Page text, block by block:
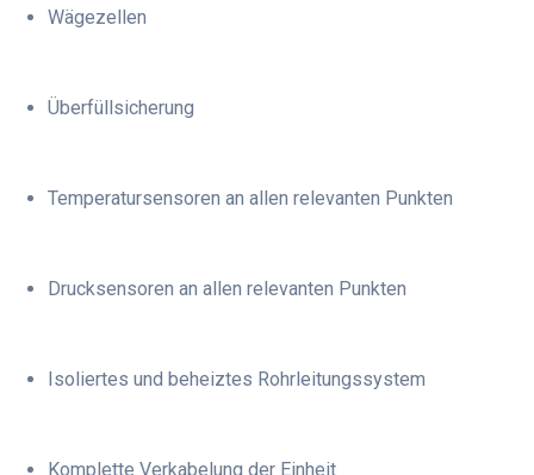
Wägezellen
Überfüllsicherung
Temperatursensoren an allen relevanten Punkten
Drucksensoren an allen relevanten Punkten
Isoliertes und beheiztes Rohrleitungssystem
Komplette Verkabelung der Einheit